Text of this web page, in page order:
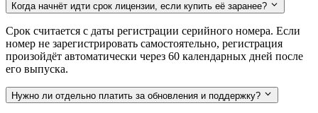
Когда начнёт идти срок лицензии, если купить её заранее?
Срок считается с даты регистрации серийного номера. Если
номер не зарегистрировать самостоятельно, регистрация
произойдёт автоматически через 60 календарных дней после
его выпуска.
Нужно ли отдельно платить за обновления и поддержку?